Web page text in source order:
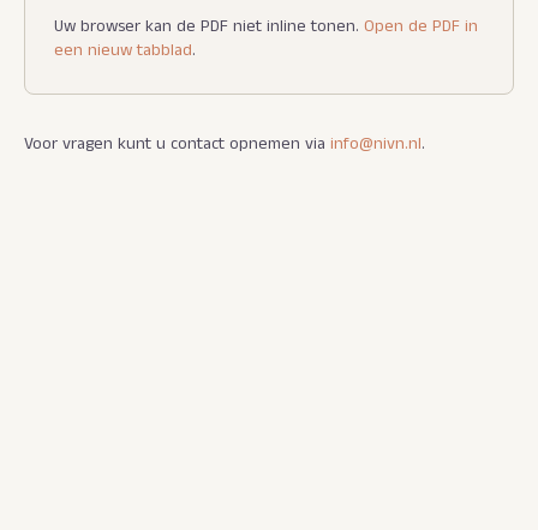
Uw browser kan de PDF niet inline tonen. Open de PDF in
een nieuw tabblad.
Voor vragen kunt u contact opnemen via info@nivn.nl.